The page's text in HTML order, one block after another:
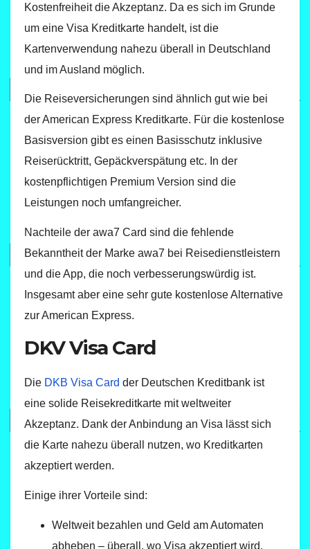
Kostenfreiheit die Akzeptanz. Da es sich im Grunde
um eine Visa Kreditkarte handelt, ist die
Kartenverwendung nahezu überall in Deutschland
und im Ausland möglich.
Die Reiseversicherungen sind ähnlich gut wie bei
der American Express Kreditkarte. Für die kostenlose
Basisversion gibt es einen Basisschutz inklusive
Reiserücktritt, Gepäckverspätung etc. In der
kostenpflichtigen Premium Version sind die
Leistungen noch umfangreicher.
Nachteile der awa7 Card sind die fehlende
Bekanntheit der Marke awa7 bei Reisedienstleistern
und die App, die noch verbesserungswürdig ist.
Insgesamt aber eine sehr gute kostenlose Alternative
zur American Express.
DKV Visa Card
Die DKB Visa Card der Deutschen Kreditbank ist
eine solide Reisekreditkarte mit weltweiter
Akzeptanz. Dank der Anbindung an Visa lässt sich
die Karte nahezu überall nutzen, wo Kreditkarten
akzeptiert werden.
Einige ihrer Vorteile sind:
Weltweit bezahlen und Geld am Automaten
abheben – überall, wo Visa akzeptiert wird.